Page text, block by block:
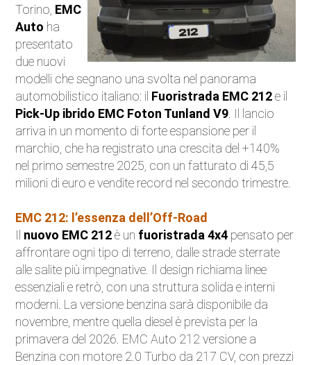
Curiosità
Competizioni
Moto
Trasporti e strade
Attualità
Videogiochi
Eventi
Auto d'Epoca
Sicurezza Stradale
Accessori
Torino, EMC
Auto ha
presentato
due nuovi
modelli che segnano una svolta nel panorama
automobilistico italiano: il Fuoristrada EMC 212e il
Pick-Up ibrido EMC Foton Tunland V9 . Il lancio
arriva in un momento di forte espansione per il
marchio, che ha registrato una crescita del +140%
nel primo semestre 2025, con un fatturato di 45,5
milioni di euro e vendite record nel secondo trimestre.
EMC 212: l’essenza dell’Off-Road
Il nuovo EMC 212è un fuoristrada 4x4 pensato per
affrontare ogni tipo di terreno, dalle strade sterrate
alle salite più impegnative. Il design richiama linee
essenziali e retrò, con una struttura solida e interni
moderni. La versione benzina sarà disponibile da
novembre, mentre quella diesel è prevista per la
primavera del 2026. EMC Auto 212 versione a
Benzina con motore 2.0 Turbo da 217 CV, con prezzi